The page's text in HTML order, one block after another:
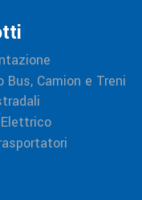
Bus, Camion e Treni